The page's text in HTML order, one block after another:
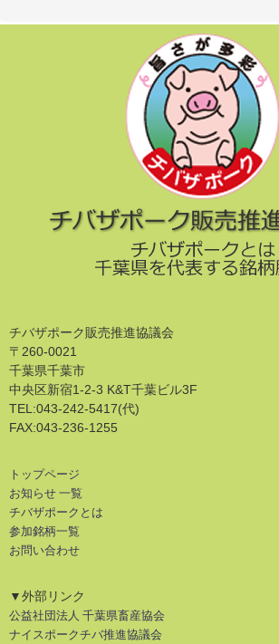
チバザポーク販売推進協議会
〒260-0021
千葉県千葉市
中央区新宿1-2-3 K&T千葉ビル3F
TEL:043-242-5417(代)
FAX:043-236-1255
トップページ
お知らせ 一覧
チバザポークとは
参加銘柄一覧
お問い合わせ
▼外部リンク
公益社団法人 千葉県畜産協会
ナイスポークチバ推進協議会